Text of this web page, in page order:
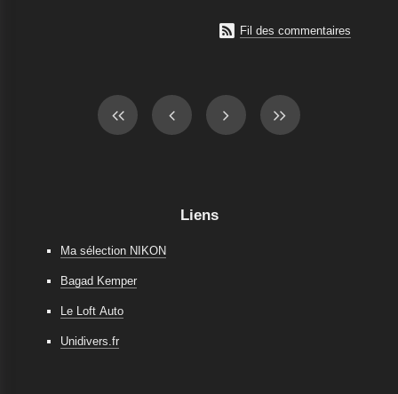
 Fil des commentaires
Liens
Ma sélection NIKON
Bagad Kemper
Le Loft Auto
Unidivers.fr